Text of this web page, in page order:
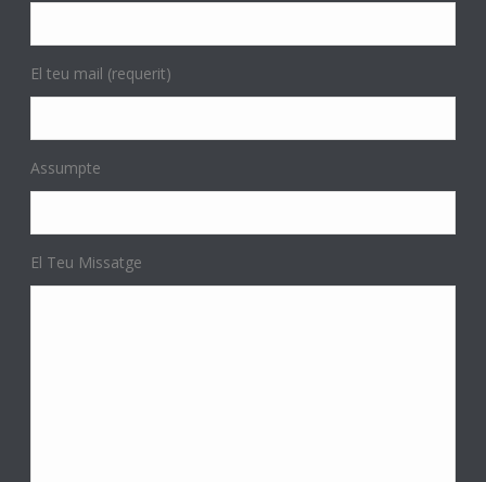
El teu mail (requerit)
Assumpte
El Teu Missatge